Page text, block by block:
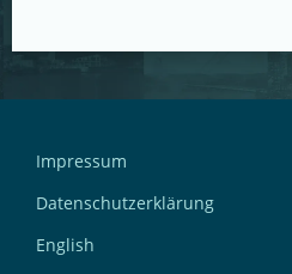
Impressum
Datenschutzerklärung
English